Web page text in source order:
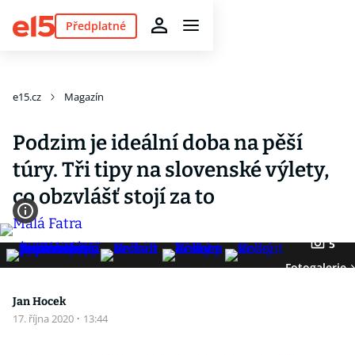
Předplatné
e15.cz Magazín
Podzim je ideální doba na pěší
túry. Tři tipy na slovenské výlety,
co obzvlášť stojí za to
5
Fotogalerie
Jan Hocek
17. října 2020 · 13:44